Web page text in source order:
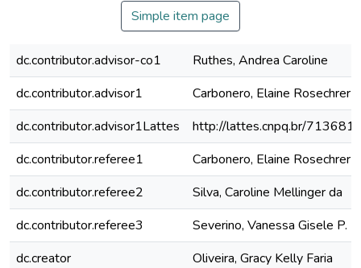
Simple item page
dc.contributor.advisor-co1
Ruthes, Andrea Caroline
dc.contributor.advisor1
Carbonero, Elaine Rosechrer
dc.contributor.advisor1Lattes
http://lattes.cnpq.br/
dc.contributor.referee1
Carbonero, Elaine Rosechrer
dc.contributor.referee2
Silva, Caroline Mellinger da
dc.contributor.referee3
Severino, Vanessa Gisele P.
dc.creator
Oliveira, Gracy Kelly Faria